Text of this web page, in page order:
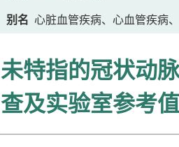
别名 心脏血管疾病、心血管疾病
未特指的冠状动
查及实验室参考值